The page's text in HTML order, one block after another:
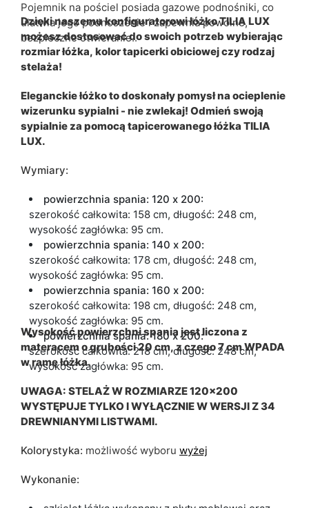
Pojemnik na pościel posiada gazowe podnośniki, co
ułatwia jego podnoszenie i zapewnia powolne,
bezpieczne otwieranie..
Dzięki naszemu konfiguratorowi łóżko TILIA LUX
możesz dostosować do swoich potrzeb wybierając
rozmiar łóżka, kolor tapicerki obiciowej czy rodzaj
stelaża!
Eleganckie łóżko to doskonały pomysł na ocieplenie
wizerunku sypialni - nie zwlekaj! Odmień swoją
sypialnie za pomocą tapicerowanego łóżka TILIA
LUX.
Wymiary:
powierzchnia spania: 120 x 200:
szerokość całkowita: 158 cm, długość: 248 cm,
wysokość zagłówka: 95 cm.
powierzchnia spania: 140 x 200:
szerokość całkowita: 178 cm, długość: 248 cm,
wysokość zagłówka: 95 cm.
powierzchnia spania: 160 x 200:
szerokość całkowita: 198 cm, długość: 248 cm,
wysokość zagłówka: 95 cm.
powierzchnia spania: 180 x 200:
szerokość całkowita: 218 cm, długość: 248 cm,
wysokość zagłówka: 95 cm.
Wysokość powierzchni spania jest liczona z
materacem o grubości 20 cm, z czego 7 cm WPADA
w ramę łóżka.
UWAGA: STELAŻ W ROZMIARZE 120x200
WYSTĘPUJE TYLKO I WYŁĄCZNIE W WERSJI Z 34
DREWNIANYMI LISTWAMI.
Kolorystyka: możliwość wyboru wyżej
Wykonanie: